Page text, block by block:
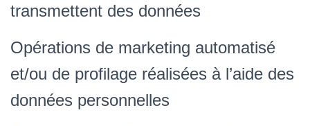
transmettent des données
Opérations de marketing automatisé
et/ou de profilage réalisées à l’aide des
données personnelles